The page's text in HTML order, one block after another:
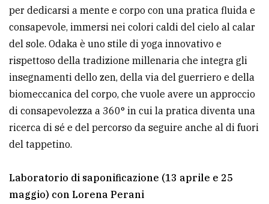
per dedicarsi a mente e corpo con una pratica fluida e
consapevole, immersi nei colori caldi del cielo al calar
del sole. Odaka è uno stile di yoga innovativo e
rispettoso della tradizione millenaria che integra gli
insegnamenti dello zen, della via del guerriero e della
biomeccanica del corpo, che vuole avere un approccio
di consapevolezza a 360° in cui la pratica diventa una
ricerca di sé e del percorso da seguire anche al di fuori
del tappetino.
Laboratorio di saponificazione (13 aprile e 25
maggio) con Lorena Perani